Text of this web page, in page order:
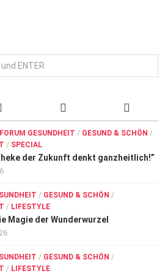
FORUM GESUNDHEIT / GESUND & SCHÖN /
/ SPECIAL
der Zukunft denkt ganzheitlich!”
/ GESUND & SCHÖN /
/ LIFESTYLE
Magie der Wunderwurzel
/ GESUND & SCHÖN /
/ LIFESTYLE